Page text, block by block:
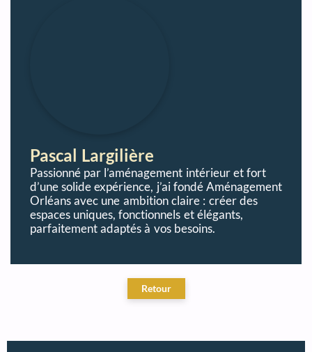
Pascal Largilière
Passionné par l’aménagement intérieur et fort
d’une solide expérience, j’ai fondé Aménagement
Orléans avec une ambition claire : créer des
espaces uniques, fonctionnels et élégants,
parfaitement adaptés à vos besoins.